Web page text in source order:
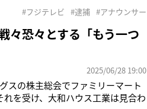
疑者から誘われオンラインカジノ
#フジテレビ #逮捕 #アナウンサー
々恐々とする「もう一つ
2025/06/28 19:00
スの株主総会でファミリーマート
を受け、大和ハウス工業は見合わ